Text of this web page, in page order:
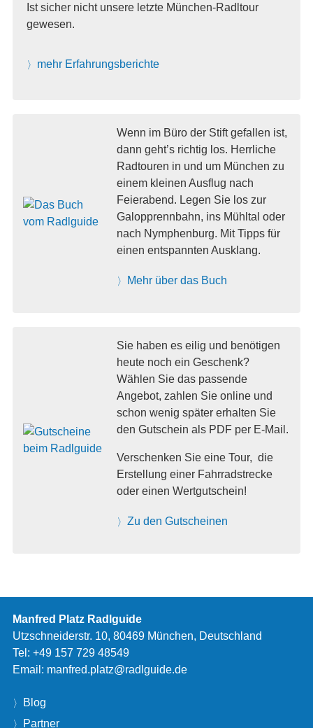
Ist sicher nicht unsere letzte München-Radltour
gewesen.
mehr Erfahrungsberichte
Wenn im Büro der Stift gefallen ist,
dann geht’s richtig los. Herrliche
Radtouren in und um München zu
einem kleinen Ausflug nach
Feierabend. Legen Sie los zur
Galopprennbahn, ins Mühltal oder
nach Nymphenburg. Mit Tipps für
einen entspannten Ausklang.
Mehr über das Buch
Sie haben es eilig und benötigen
heute noch ein Geschenk?
Wählen Sie das passende
Angebot, zahlen Sie online und
schon wenig später erhalten Sie
den Gutschein als PDF per E-Mail.
Verschenken Sie eine Tour, die
Erstellung einer Fahrradstrecke
oder einen Wertgutschein!
Zu den Gutscheinen
Manfred Platz Radlguide
Utzschneiderstr. 10, 80469 München, Deutschland
Tel: +49 157 729 48549
Email: manfred.platz@radlguide.de
Blog
Partner